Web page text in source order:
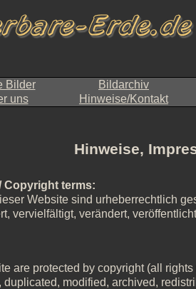
Bilder Bildarchiv
uns Hinweise/Kontakt
Hinweise,
Copyright terms:
Website sind urheberrechtlich
vervielfältigt, verändert,
are protected by copyright (all
modified, archived,